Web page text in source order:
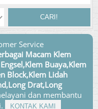
CARI!
Service
Macam Klem
Buaya,Klem
Block,Klem Lidah
Drat,Long
dan membantu
KONTAK KAMI